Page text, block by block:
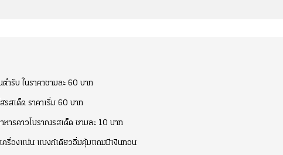
ำรับ ในราคาชามละ 60 บาท
สเด็ด ราคาเริ่ม 60 บาท
ารคาวโบราณรสเด็ด ชามละ 10 บาท
เครื่องแน่น แบงก์เดียวอิ่มคุ้มแถมมีเงินทอน